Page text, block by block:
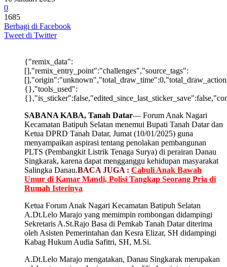
0
1685
Berbagi di Facebook
Tweet di Twitter
{"remix_data":
[],"remix_entry_point":"challenges","source_tags":
{},"tools_used":
SABANA KABA, Tanah Datar— Forum Anak Nagari
Kecamatan Batipuh Selatan menemui Bupati Tanah Datar dan
Ketua DPRD Tanah Datar, Jumat (10/01/2025) guna
menyampaikan aspirasi tentang penolakan pembangunan
PLTS (Pembangkit Listrik Tenaga Surya) di perairan Danau
Singkarak, karena dapat mengganggu kehidupan masyarakat
Salingka Danau.BACA JUGA : Cabuli Anak Bawah
Umur di Kamar Mandi, Polisi Tangkap Seorang Pria di
Rumah Isterinya
Ketua Forum Anak Nagari Kecamatan Batipuh Selatan
A.Dt.Lelo Marajo yang memimpin rombongan didampingi
Sekretaris A.St.Rajo Basa di Pemkab Tanah Datar diterima
oleh Asisten Pemerintahan dan Kesra Elizar, SH didampingi
Kabag Hukum Audia Safitri, SH, M.Si.
A.Dt.Lelo Marajo mengatakan, Danau Singkarak merupakan